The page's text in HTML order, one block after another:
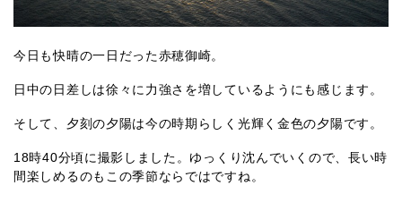
今日も快晴の一日だった赤穂御崎。
日中の日差しは徐々に力強さを増しているようにも感じます。
そして、夕刻の夕陽は今の時期らしく光輝く金色の夕陽です。
18時40分頃に撮影しました。ゆっくり沈んでいくので、長い時
間楽しめるのもこの季節ならではですね。